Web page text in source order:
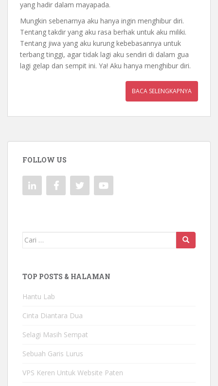
yang hadir dalam mayapada.
Mungkin sebenarnya aku hanya ingin menghibur diri.
Tentang takdir yang aku rasa berhak untuk aku miliki.
Tentang jiwa yang aku kurung kebebasannya untuk
terbang tinggi, agar tidak lagi aku sendiri di dalam gua
lagi gelap dan sempit ini. Ya! Aku hanya menghibur diri.
BACA SELENGKAPNYA
FOLLOW US
Mencari:
TOP POSTS & HALAMAN
Hantu Lab
Cinta Diantara Dua
Selagi Masih Sempat
Sebuah Garis Lurus
VPS Keren Untuk Website Paten